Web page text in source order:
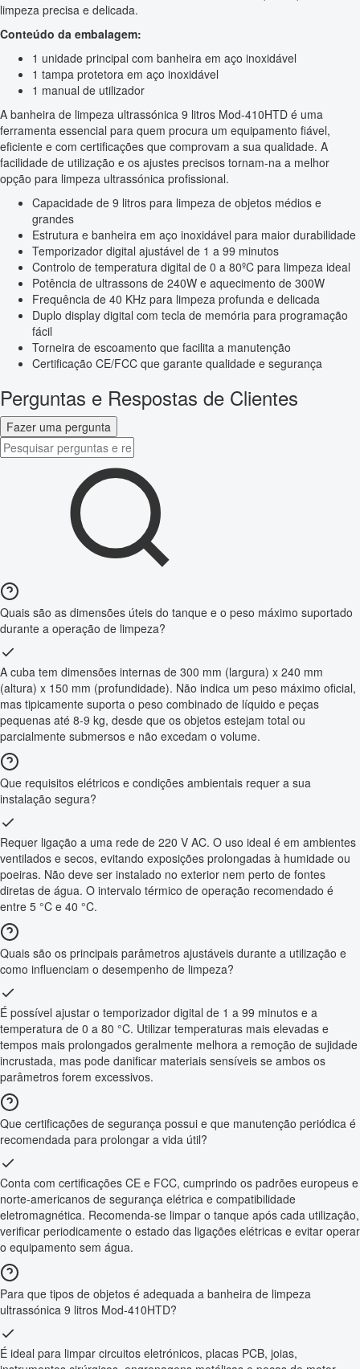
limpeza precisa e delicada.
Conteúdo da embalagem:
1 unidade principal com banheira em aço inoxidável
1 tampa protetora em aço inoxidável
1 manual de utilizador
A banheira de limpeza ultrassónica 9 litros Mod-410HTD é uma
ferramenta essencial para quem procura um equipamento fiável,
eficiente e com certificações que comprovam a sua qualidade. A
facilidade de utilização e os ajustes precisos tornam-na a melhor
opção para limpeza ultrassónica profissional.
Capacidade de 9 litros para limpeza de objetos médios e
grandes
Estrutura e banheira em aço inoxidável para maior durabilidade
Temporizador digital ajustável de 1 a 99 minutos
Controlo de temperatura digital de 0 a 80ºC para limpeza ideal
Potência de ultrassons de 240W e aquecimento de 300W
Frequência de 40 KHz para limpeza profunda e delicada
Duplo display digital com tecla de memória para programação
fácil
Torneira de escoamento que facilita a manutenção
Certificação CE/FCC que garante qualidade e segurança
Perguntas e Respostas de Clientes
Fazer uma pergunta
Quais são as dimensões úteis do tanque e o peso máximo suportado
durante a operação de limpeza?
A cuba tem dimensões internas de 300 mm (largura) x 240 mm
(altura) x 150 mm (profundidade). Não indica um peso máximo oficial,
mas tipicamente suporta o peso combinado de líquido e peças
pequenas até 8-9 kg, desde que os objetos estejam total ou
parcialmente submersos e não excedam o volume.
Que requisitos elétricos e condições ambientais requer a sua
instalação segura?
Requer ligação a uma rede de 220 V AC. O uso ideal é em ambientes
ventilados e secos, evitando exposições prolongadas à humidade ou
poeiras. Não deve ser instalado no exterior nem perto de fontes
diretas de água. O intervalo térmico de operação recomendado é
entre 5 °C e 40 °C.
Quais são os principais parâmetros ajustáveis durante a utilização e
como influenciam o desempenho de limpeza?
É possível ajustar o temporizador digital de 1 a 99 minutos e a
temperatura de 0 a 80 °C. Utilizar temperaturas mais elevadas e
tempos mais prolongados geralmente melhora a remoção de sujidade
incrustada, mas pode danificar materiais sensíveis se ambos os
parâmetros forem excessivos.
Que certificações de segurança possui e que manutenção periódica é
recomendada para prolongar a vida útil?
Conta com certificações CE e FCC, cumprindo os padrões europeus e
norte-americanos de segurança elétrica e compatibilidade
eletromagnética. Recomenda-se limpar o tanque após cada utilização,
verificar periodicamente o estado das ligações elétricas e evitar operar
o equipamento sem água.
Para que tipos de objetos é adequada a banheira de limpeza
ultrassónica 9 litros Mod-410HTD?
É ideal para limpar circuitos eletrónicos, placas PCB, joias,